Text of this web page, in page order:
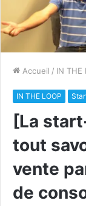
Accueil / IN THE
IN THE LOOP
[La
tout
vente
de